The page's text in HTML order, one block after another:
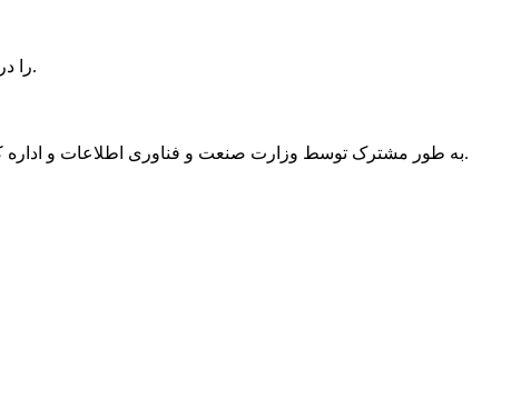
SIBOASI عناوین "Gazelle Enterprice"، "Innovative SME" و "Professional Specialized SME" را در استان گوانگدونگ کسب کرده است.
SIBOASI "9P Smart Community Sports Park" به طور مشترک توسط وزارت صنعت و فناوری اطلاعات و اداره کل ورزش کشور به عنوان یک مورد معمول از ورزش های هوشمند ملی ارزیابی شد.